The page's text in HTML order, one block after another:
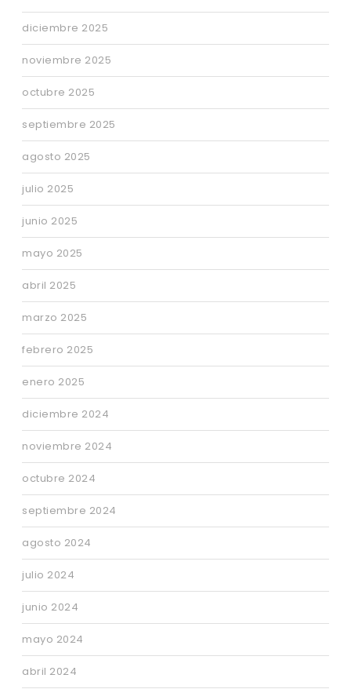
diciembre 2025
noviembre 2025
octubre 2025
septiembre 2025
agosto 2025
julio 2025
junio 2025
mayo 2025
abril 2025
marzo 2025
febrero 2025
enero 2025
diciembre 2024
noviembre 2024
octubre 2024
septiembre 2024
agosto 2024
julio 2024
junio 2024
mayo 2024
abril 2024